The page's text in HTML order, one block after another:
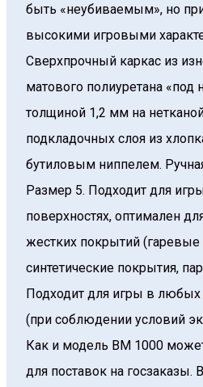
быть «неубиваемым», но
высокими игровыми
Сверхпрочный каркас из
матового полиуретана «под
толщиной 1,2 мм на
подкладочных слоя из
бутиловым ниппелем.
Размер 5. Подходит для
поверхностях, оптимален
жестких покрытий
синтетические покрытия,
Подходит для игры в любых
(при соблюдении условий
Как и модель BM 1000
для поставок на госзаказы.